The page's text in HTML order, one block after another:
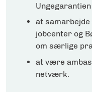
Ungegarantien
at samarbejde
jobcenter og
om særlige
at være
netværk.